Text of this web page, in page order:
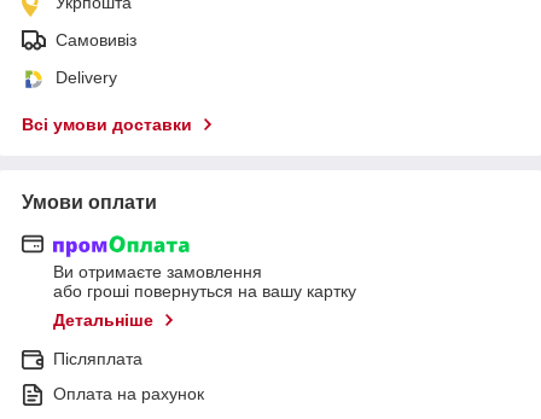
Самовивіз
Delivery
Всі умови доставки
Умови оплати
Ви отримаєте замовлення
або гроші повернуться на вашу картку
Детальніше
Післяплата
Оплата на рахунок